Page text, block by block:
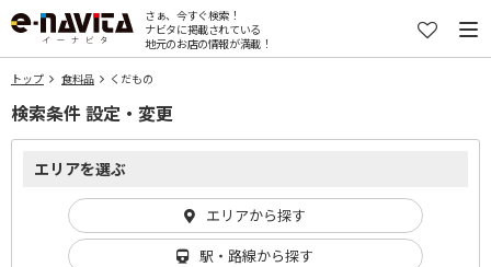
さぁ、今すぐ検索！
ナビタに掲載されている
地元のお店の情報が満載！
トップ 食料品 くだもの
検索条件 設定・変更
エリアを選ぶ
エリアから探す
駅・路線から探す